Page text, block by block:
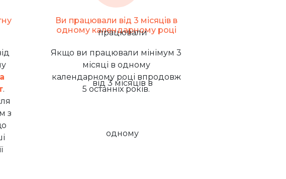
.
з
Ви працювали від 3 місяців в
одному календарному році
Якщо ви працювали мінімум 3
місяці в одному
календарному році впродовж
5 останніх років.